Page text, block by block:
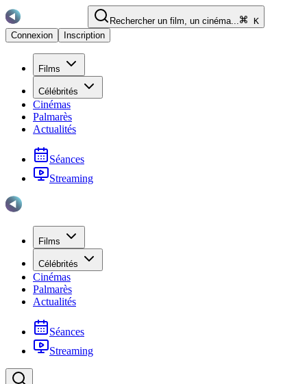
Rechercher un film, un cinéma...
K
Connexion
Inscription
Films
Célébrités
Cinémas
Palmarès
Actualités
Séances
Streaming
Films
Célébrités
Cinémas
Palmarès
Actualités
Séances
Streaming